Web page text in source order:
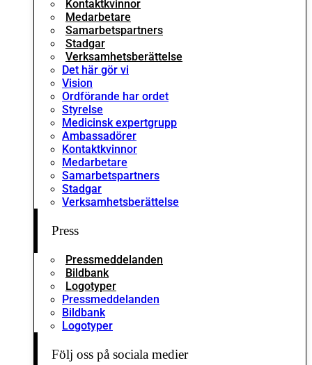
Kontaktkvinnor
Medarbetare
Samarbetspartners
Stadgar
Verksamhetsberättelse
Det här gör vi
Vision
Ordförande har ordet
Styrelse
Medicinsk expertgrupp
Ambassadörer
Kontaktkvinnor
Medarbetare
Samarbetspartners
Stadgar
Verksamhetsberättelse
Press
Pressmeddelanden
Bildbank
Logotyper
Pressmeddelanden
Bildbank
Logotyper
Följ oss på sociala medier